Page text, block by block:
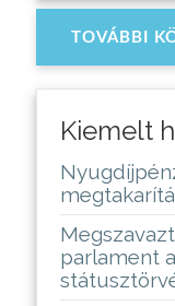
TOVÁBBI
Kiemelt
parlament a